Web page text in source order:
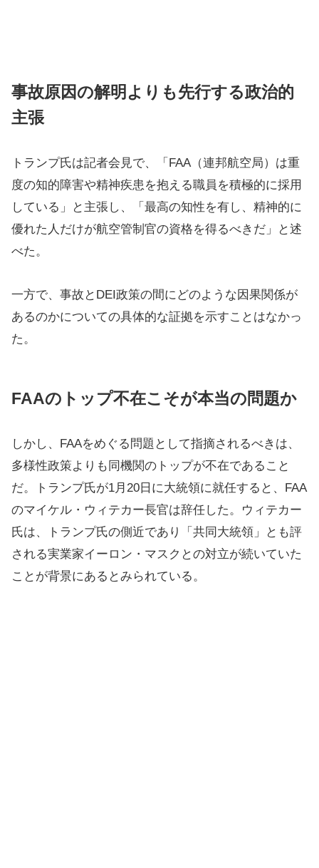
事故原因の解明よりも先行する政治的
主張
トランプ氏は記者会見で、「FAA（連邦航空局）は重
度の知的障害や精神疾患を抱える職員を積極的に採用
している」と主張し、「最高の知性を有し、精神的に
優れた人だけが航空管制官の資格を得るべきだ」と述
べた。
一方で、事故とDEI政策の間にどのような因果関係が
あるのかについての具体的な証拠を示すことはなかっ
た。
FAAのトップ不在こそが本当の問題か
しかし、FAAをめぐる問題として指摘されるべきは、
多様性政策よりも同機関のトップが不在であること
だ。トランプ氏が1月20日に大統領に就任すると、FAA
のマイケル・ウィテカー長官は辞任した。ウィテカー
氏は、トランプ氏の側近であり「共同大統領」とも評
される実業家イーロン・マスクとの対立が続いていた
ことが背景にあるとみられている。